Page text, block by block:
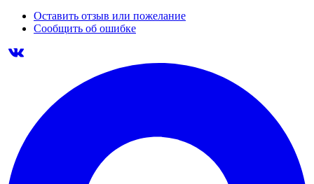
Оставить отзыв или пожелание
Сообщить об ошибке